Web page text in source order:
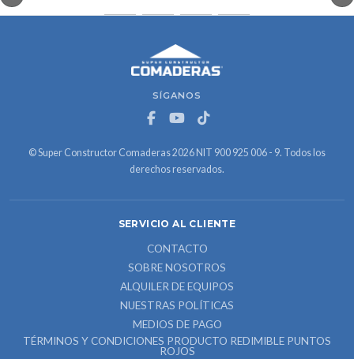
SÍGANOS
© Super Constructor Comaderas 2026 NIT 900 925 006 - 9. Todos los
derechos reservados.
SERVICIO AL CLIENTE
CONTACTO
SOBRE NOSOTROS
ALQUILER DE EQUIPOS
NUESTRAS POLÍTICAS
MEDIOS DE PAGO
TÉRMINOS Y CONDICIONES PRODUCTO REDIMIBLE PUNTOS
ROJOS